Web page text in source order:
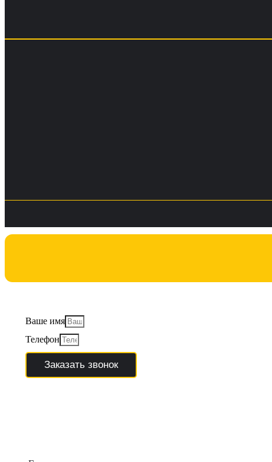
Ваше имя
Телефон
Заказать звонок